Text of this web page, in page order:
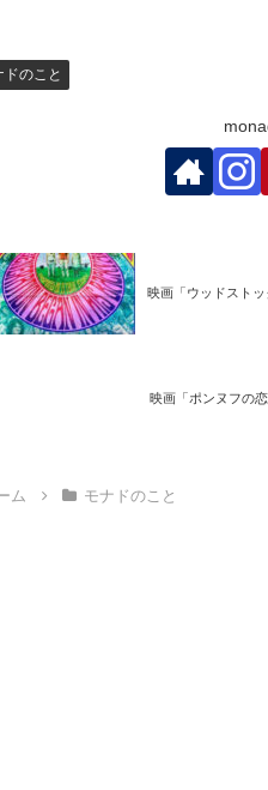
ドのこと
映画「ウッドストッ
映画「ポンヌフの
ム モナドのこと